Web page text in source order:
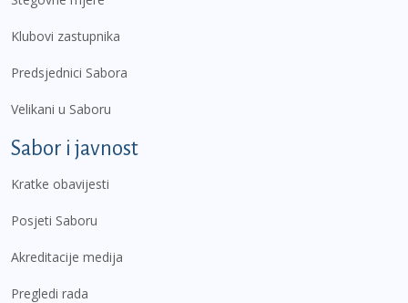
Klubovi zastupnika
Predsjednici Sabora
Velikani u Saboru
Sabor i javnost
Kratke obavijesti
Posjeti Saboru
Akreditacije medija
Pregledi rada